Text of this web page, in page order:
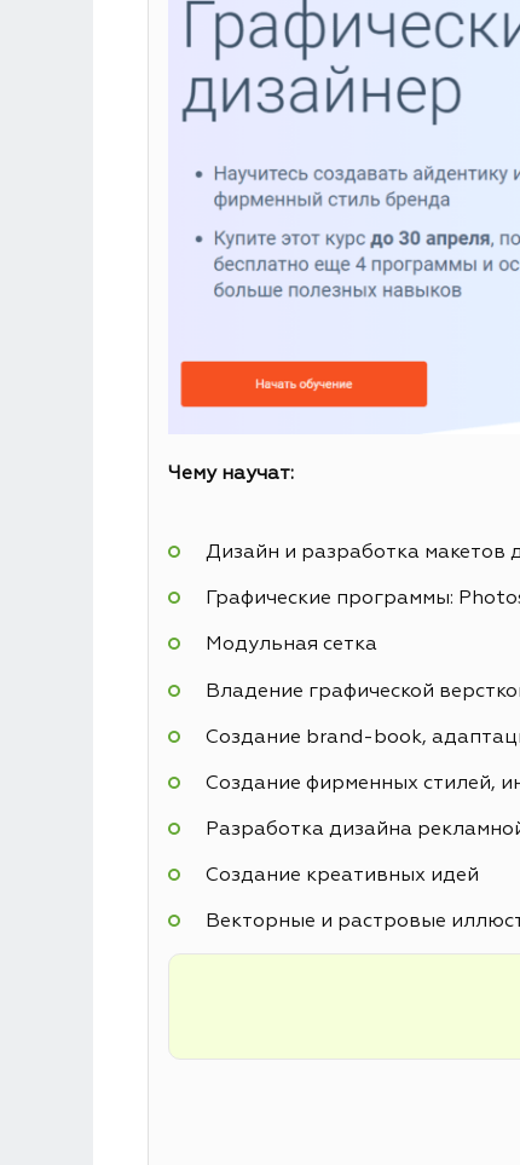
Чему научат:
Дизайн и разработка макетов
Графические программы:
Модульная сетка
Владение графической
Создание brand-book,
Создание фирменных стилей,
Разработка дизайна
Создание креативных идей
Векторные и растровые